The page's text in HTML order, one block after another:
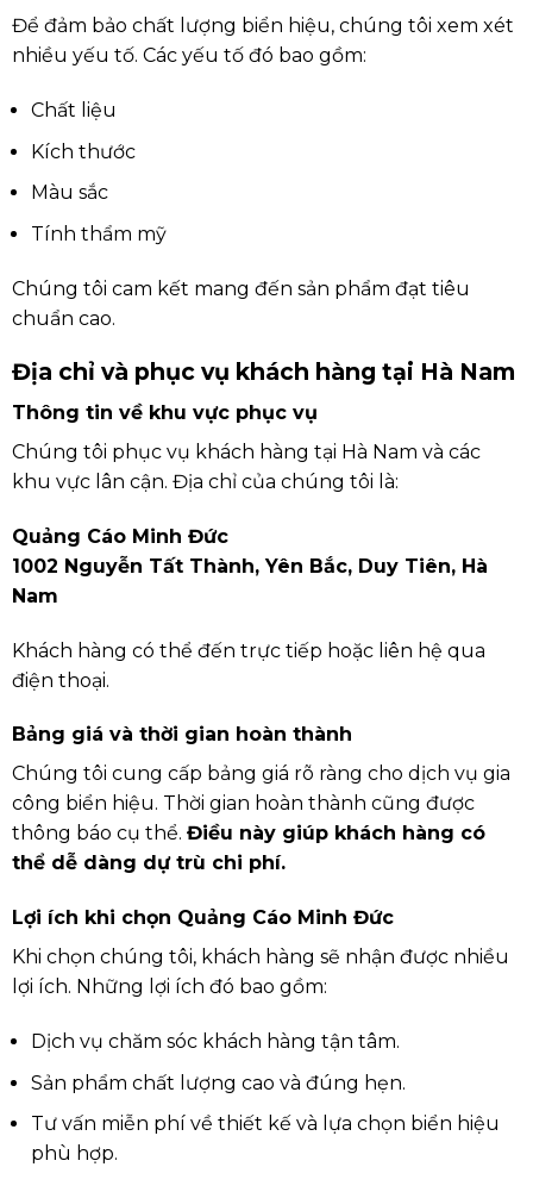
Để đảm bảo chất lượng biển hiệu, chúng tôi xem xét
nhiều yếu tố. Các yếu tố đó bao gồm:
Chất liệu
Kích thước
Màu sắc
Tính thẩm mỹ
Chúng tôi cam kết mang đến sản phẩm đạt tiêu
chuẩn cao.
Địa chỉ và phục vụ khách hàng tại Hà Nam
Thông tin về khu vực phục vụ
Chúng tôi phục vụ khách hàng tại Hà Nam và các
khu vực lân cận. Địa chỉ của chúng tôi là:
Quảng Cáo Minh Đức
1002 Nguyễn Tất Thành, Yên Bắc, Duy Tiên, Hà
Nam
Khách hàng có thể đến trực tiếp hoặc liên hệ qua
điện thoại.
Bảng giá và thời gian hoàn thành
Chúng tôi cung cấp bảng giá rõ ràng cho dịch vụ gia
công biển hiệu. Thời gian hoàn thành cũng được
thông báo cụ thể. Điều này giúp khách hàng có
thể dễ dàng dự trù chi phí.
Lợi ích khi chọn Quảng Cáo Minh Đức
Khi chọn chúng tôi, khách hàng sẽ nhận được nhiều
lợi ích. Những lợi ích đó bao gồm:
Dịch vụ chăm sóc khách hàng tận tâm.
Sản phẩm chất lượng cao và đúng hẹn.
Tư vấn miễn phí về thiết kế và lựa chọn biển hiệu
phù hợp.